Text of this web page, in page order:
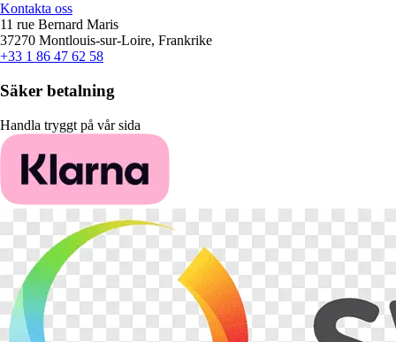
Kontakta oss
11 rue Bernard Maris
37270 Montlouis-sur-Loire, Frankrike
+33 1 86 47 62 58
Säker betalning
Handla tryggt på vår sida